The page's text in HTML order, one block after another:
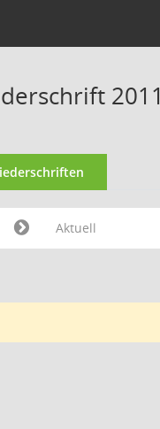
2011
Aktuell